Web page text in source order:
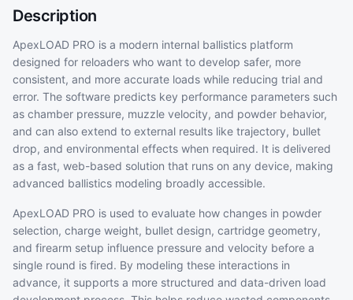
Description
ApexLOAD PRO is a modern internal ballistics platform
designed for reloaders who want to develop safer, more
consistent, and more accurate loads while reducing trial and
error. The software predicts key performance parameters such
as chamber pressure, muzzle velocity, and powder behavior,
and can also extend to external results like trajectory, bullet
drop, and environmental effects when required. It is delivered
as a fast, web-based solution that runs on any device, making
advanced ballistics modeling broadly accessible.
ApexLOAD PRO is used to evaluate how changes in powder
selection, charge weight, bullet design, cartridge geometry,
and firearm setup influence pressure and velocity before a
single round is fired. By modeling these interactions in
advance, it supports a more structured and data-driven load